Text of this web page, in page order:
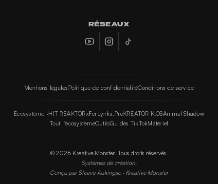
RÉSEAUX
Mentions légales Politique de confidentialitéConditions de service
Écosystème ·HIT REAKTORxFerLynks.ProKREATOR K.OSAnimal Shadow
Tout l'écosystèmeOutilsGuides TikTokMatériel
©2026 Kreative Monster. Tous droits réservés.
Systèmes de création.
Conçu parSteeve Aukingso · Kreative Monster